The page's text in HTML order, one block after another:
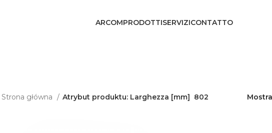
ARCOMPRODOTTISERVIZICONTATTO
Strona główna Atrybut produktu: Larghezza [mm] 802 Mostra